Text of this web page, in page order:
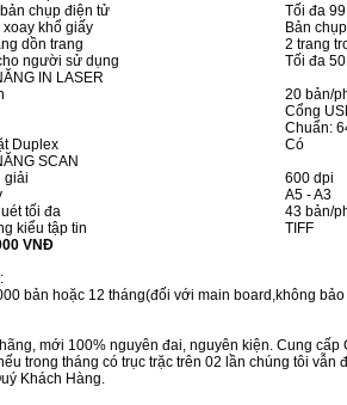
chụp điện tử
Tối đa
khổ giấy
Bản
dồn trang
2 trang
người sử dụng
Tối đa
IN LASER
20 bản/
Cổng
Chuẩn:
Duplex
Có
SCAN
giải
600 dpi
A5 - A3
tối đa
43 bản/
kiểu tập tin
TIFF
VNĐ
bản hoặc 12 tháng(đối với main board,không bảo
mới 100% nguyên đai, nguyên kiện. Cung cấp
trong tháng có trục trặc trên 02 lần chúng tôi vẫn
Khách Hàng.